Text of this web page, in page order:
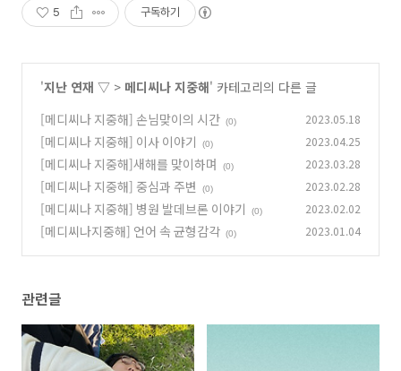
5 구독하기
'지난 연재 ▽ > 메디씨나 지중해' 카테고리의 다른 글
[메디씨나 지중해] 손님맞이의 시간 (0) 2023.05.18
[메디씨나 지중해] 이사 이야기 (0) 2023.04.25
[메디씨나 지중해]새해를 맞이하며 (0) 2023.03.28
[메디씨나 지중해] 중심과 주변 (0) 2023.02.28
[메디씨나 지중해] 병원 발데브론 이야기 (0) 2023.02.02
[메디씨나지중해] 언어 속 균형감각 (0) 2023.01.04
관련글